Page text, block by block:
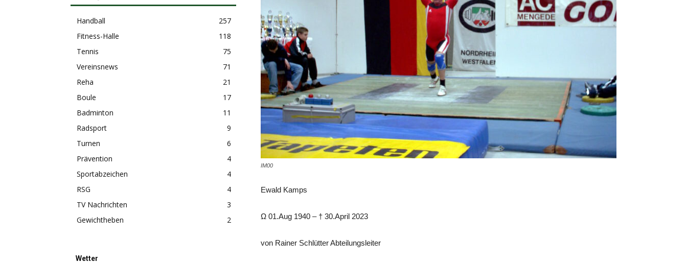
IM00
Ewald Kamps
Ω 01.Aug 1940 – † 30.April 2023
von Rainer Schlütter Abteilungsleiter
Handball
257
Fitness-Halle
118
Tennis
75
Vereinsnews
71
Reha
21
Boule
17
Badminton
11
Radsport
9
Turnen
6
Prävention
4
Sportabzeichen
4
RSG
4
TV Nachrichten
3
Gewichtheben
2
Wetter